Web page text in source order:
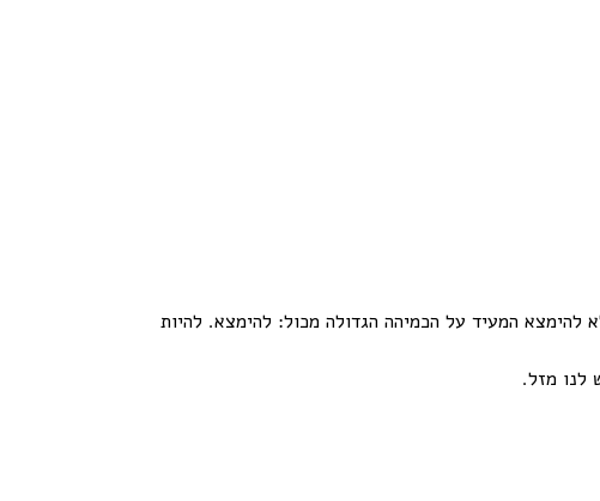
המעיד על הכמיהה הגדולה מכול: להימצא. להיות
לנו מזל.